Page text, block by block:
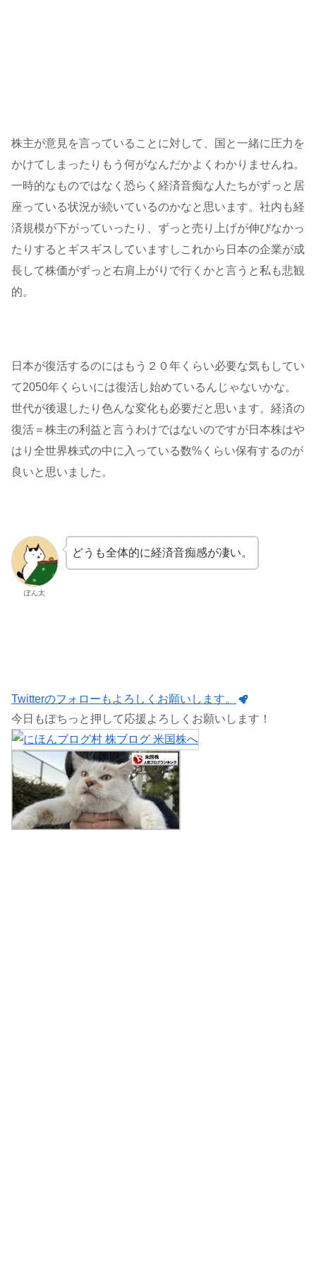
株主が意見を言っていることに対して、国と一緒に圧力を
かけてしまったりもう何がなんだかよくわかりませんね。
一時的なものではなく恐らく経済音痴な人たちがずっと居
座っている状況が続いているのかなと思います。社内も経
済規模が下がっていったり、ずっと売り上げが伸びなかっ
たりするとギスギスしていますしこれから日本の企業が成
長して株価がずっと右肩上がりで行くかと言うと私も悲観
的。
日本が復活するのにはもう２０年くらい必要な気もしてい
て2050年くらいには復活し始めているんじゃないかな。
世代が後退したり色んな変化も必要だと思います。経済の
復活＝株主の利益と言うわけではないのですが日本株はや
はり全世界株式の中に入っている数%くらい保有するのが
良いと思いました。
ぽん太
どうも全体的に経済音痴感が凄い。
Twitterのフォローもよろしくお願いします。
今日もぽちっと押して応援よろしくお願いします！